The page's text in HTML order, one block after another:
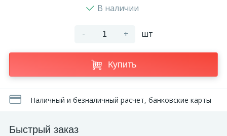
В наличии
- + шт
Купить
Наличный и безналичный расчет, банковские карты
Быстрый заказ
Документы
Сотрудничество
Составные части